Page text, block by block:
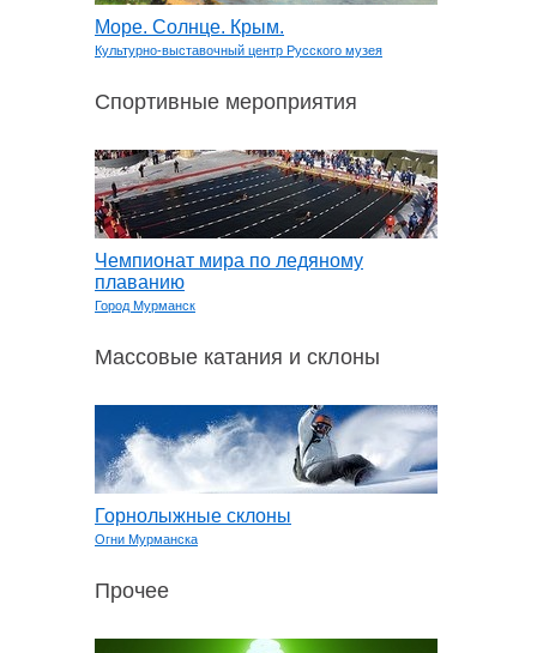
Море. Солнце. Крым.
Культурно-выставочный центр Русского музея
Спортивные мероприятия
Чемпионат мира по ледяному
плаванию
Город Мурманск
Массовые катания и склоны
Горнолыжные склоны
Огни Мурманска
Прочее